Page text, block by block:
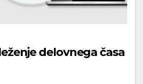
delovnega časa